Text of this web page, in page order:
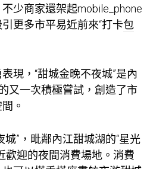
少商家還架起mobile_phone
更多市平易近前來“打卡包
現，“甜城金晚不夜城”是內
又一次積極嘗試，創造了市
。
城”，毗鄰內江甜城湖的“星光
歡迎的夜間消費場地。消費